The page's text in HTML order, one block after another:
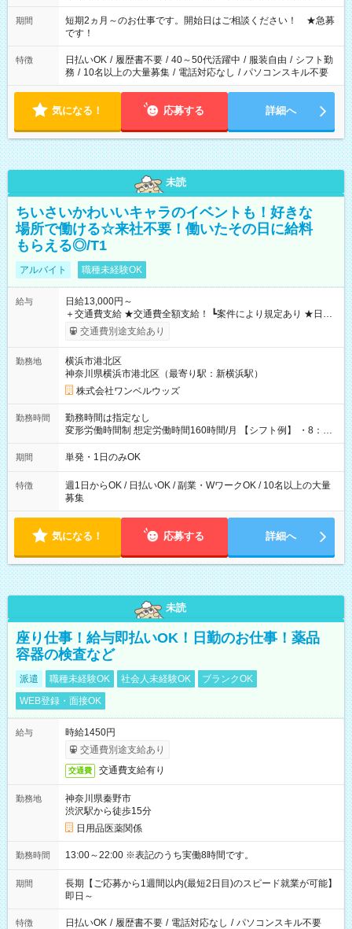
家庭の都合でお休みが必要な場合も遠慮なくご相談ください。
※週最低15時間以上の勤務が必要です
期間
短期2ヵ月～のお仕事です。開始日はご相談ください！ ★急募
です！
特徴 日払いOK / 履歴書不要 / 40～50代活躍中 / 服装自由 / シフト勤
務 / 10名以上の大量募集 / 電話対応なし / パソコンスキル不要
気になる！ 応募する 詳細へ
未読
ちいさいかわいいキャラのイベントも！好きな
場所で働ける☆来社不要！働いたその日に給料
もらえる◎/T1
アルバイト 職種未経験OK
給与
日給13,000円～
＋交通費支給 ★交通費全額支給！ ┗案件により規定あり ★日払
いOK！（規定あり） ┗働いたその日に現金GET♪ お仕事後はコ
ンビニATMから 日払い分を引き落とせます！ 【試用期間】試
交通費別途支給あり
勤務地
横浜市港北区
神奈川県横浜市港北区（最寄り駅：新横浜駅）
株式会社ワンベルウッズ
勤務時間
勤務時間は指定なし
変形労働時間制 想定労働時間160時間/月 【シフト例】 ・8：00
～21：00
期間 単発・1日のみOK
特徴
週1日からOK / 日払いOK / 副業・WワークOK / 10名以上の大量
募集
気になる！ 応募する 詳細へ
未読
座り仕事！給与即払いOK！日勤のお仕事！薬品
容器の検査など
派遣 職種未経験OK 社会人未経験OK
ブランクOK
WEB登録・面接OK
給与
時給1450円
交通費別途支給あり
交通費 交通費支給有り
勤務地
神奈川県秦野市
渋沢駅から徒歩15分
日用品医薬関係
勤務時間 13:00～22:00 ※表記のうち実働8時間です。
期間
長期【ご応募から1週間以内(最短2日目)のスピード就業が可能】
即日～
特徴 日払いOK / 履歴書不要 / 電話対応なし / パソコンスキル不要